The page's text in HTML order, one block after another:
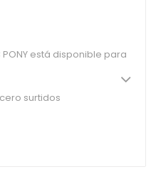
3 PONY está disponible para
surtidos